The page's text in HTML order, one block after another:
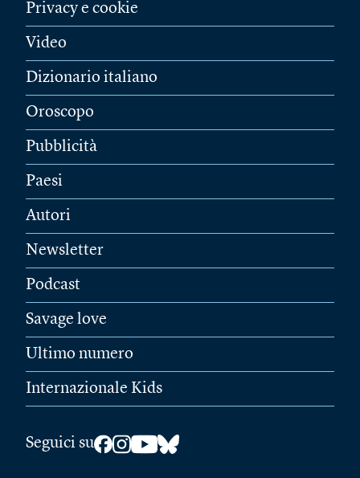
Privacy e cookie
Video
Dizionario italiano
Oroscopo
Pubblicità
Paesi
Autori
Newsletter
Podcast
Savage love
Ultimo numero
Internazionale Kids
Seguici su